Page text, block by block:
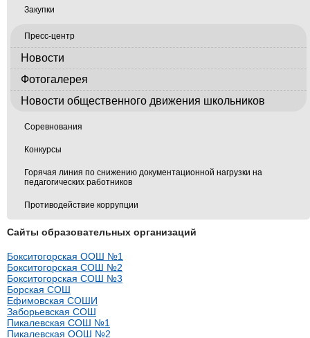
Закупки
Пресс-центр
Новости
Фотогалерея
Новости общественного движения школьников
Соревнования
Конкурсы
Горячая линия по снижению документационной нагрузки на
педагогических работников
Противодействие коррупции
Сайты образовательных организаций
Бокситогорская ООШ №1
Бокситогорская СОШ №2
Бокситогорская СОШ №3
Борская СОШ
Ефимовская СОШИ
Заборьевская СОШ
Пикалевская СОШ №1
Пикалевская ООШ №2